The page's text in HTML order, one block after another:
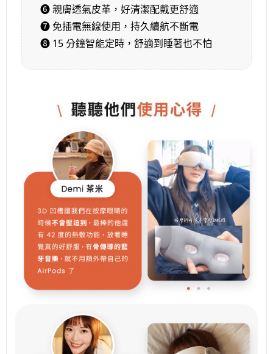
❻ 親膚透氣皮革，好清潔配戴更舒適
❼ 免插電無線使用，持久續航不斷電
❽ 15 分鐘智能定時，舒適到睡著也不怕